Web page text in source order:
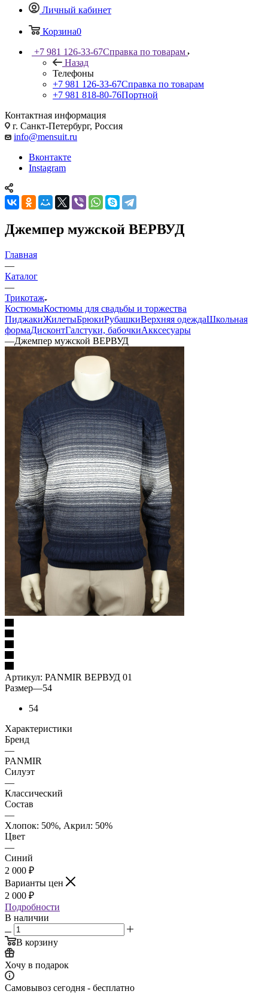
Личный кабинет
Корзина0
+7 981 126-33-67Справка по товарам
Назад
Телефоны
+7 981 126-33-67Справка по товарам
+7 981 818-80-76Портной
Контактная информация
г. Санкт-Петербург, Россия
info@mensuit.ru
Вконтакте
Instagram
Джемпер мужской ВЕРВУД
Главная
—
Каталог
—
Трикотаж
КостюмыКостюмы для свадьбы и торжества
ПиджакиЖилетыБрюкиРубашкиВерхняя одеждаШкольная
формаДисконтГалстуки, бабочкиАкксесуары
—Джемпер мужской ВЕРВУД
Артикул: PANMIR ВЕРВУД 01
Размер—54
54
Характеристики
Бренд
—
PANMIR
Силуэт
—
Классический
Состав
—
Хлопок: 50%, Акрил: 50%
Цвет
—
Синий
2 000 ₽
Варианты цен
2 000 ₽
Подробности
В наличии
В корзину
Хочу в подарок
Самовывоз сегодня - бесплатно